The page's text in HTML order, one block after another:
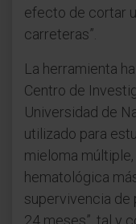
efecto de cortar
carreteras”.
La herramienta
Centro de
Universidad de
utilizado para
mieloma
hematológica
supervivencia de
24 meses”, tal y